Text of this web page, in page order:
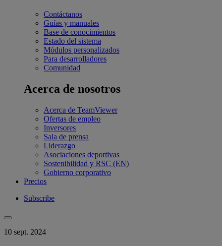
Contáctanos
Guías y manuales
Base de conocimientos
Estado del sistema
Módulos personalizados
Para desarrolladores
Comunidad
Acerca de nosotros
Acerca de TeamViewer
Ofertas de empleo
Inversores
Sala de prensa
Liderazgo
Asociaciones deportivas
Sostenibilidad y RSC (EN)
Gobierno corporativo
Precios
Subscribe
10 sept. 2024